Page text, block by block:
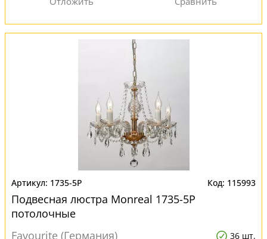
1735-5P 115993
Подвесная люстра Monreal 1735-5P
потолочные
Favourite (Германия)
36 шт.